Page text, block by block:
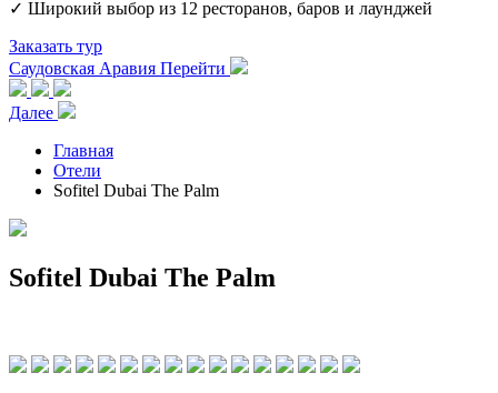
✓ Широкий выбор из 12 ресторанов, баров и лаунджей
Заказать тур
Саудовская Аравия Перейти
Далее
Главная
Отели
Sofitel Dubai The Palm
Sofitel Dubai The Palm